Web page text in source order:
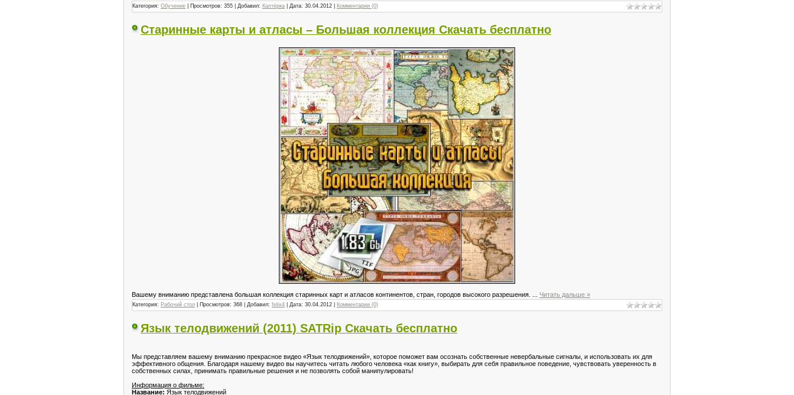
Категория: Обучение | Просмотров: 355 | Добавил: Каптёрка | Дата: 30.04.2012 Комментарии (0)
Старинные карты и атласы – Большая коллекция Скачать бесплатно
Вашему вниманию представлена большая коллекция старинных карт и атласов континентов, стран, городов высокого разрешения. Читать дальше »
Категория: Рабочий стол | Просмотров: 368 | Добавил: felix4 | Дата: 30.04.2012 Комментарии (0)
Язык телодвижений (2011) SATRip Скачать бесплатно
Мы представляем вашему вниманию прекрасное видео «Язык телодвижений», которое поможет вам осознать собственные невербальные сигналы, и использовать их для
эффективного общения. Благодаря нашему видео вы научитесь читать любого человека «как книгу», выбирать для себя правильное поведение, чувствовать уверенность в
собственных силах, принимать правильные решения и не позволять собой манипулировать!
Информация о фильме:
Название: Язык телодвижений